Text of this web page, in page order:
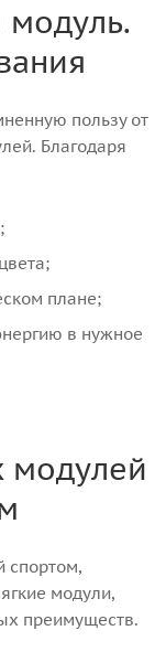
пользу от
Благодаря
плане;
в нужное
модулей
спортом,
модули,
преимуществ.